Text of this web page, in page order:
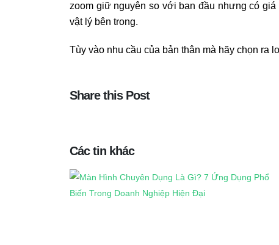
zoom giữ nguyên so với ban đầu nhưng có
vật lý bên trong.
Tùy vào nhu cầu của bản thân mà hãy chọn ra
Share this Post
Các tin khác